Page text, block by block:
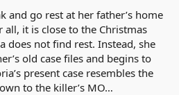
and go rest at her father’s home
all, it is close to the Christmas
does not find rest. Instead, she
old case files and begins to
present case resembles the
to the killer’s MO…